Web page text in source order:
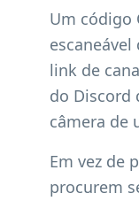
Um código
link de
do Discord
câmera de
Em vez de
procurem